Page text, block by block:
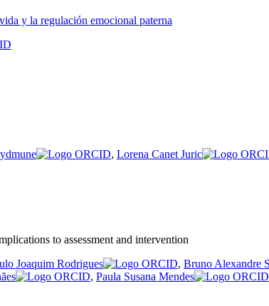
y la regulación emocional paterna
, Lorena Canet Juric
to assessment and intervention
Joaquim Rodrigues , Bruno Alexandre
, Paula Susana Mendes